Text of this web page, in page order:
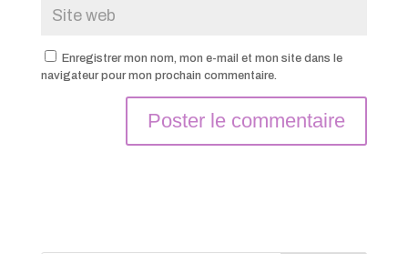
Enregistrer mon nom, mon e-mail et mon site dans le
navigateur pour mon prochain commentaire.